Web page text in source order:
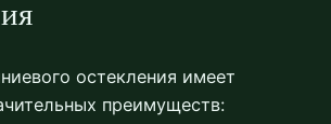
остекления имеет
преимуществ: